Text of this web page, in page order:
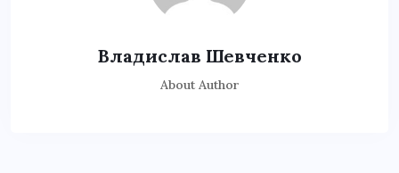
Владислав Шевченко
About Author